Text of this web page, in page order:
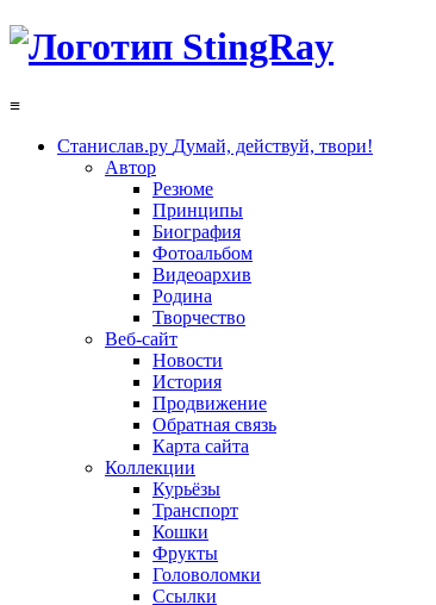
≡
Станислав.ру Думай, действуй, твори!
Автор
Резюме
Принципы
Биография
Фотоальбом
Видеоархив
Родина
Творчество
Веб-сайт
Новости
История
Продвижение
Обратная связь
Карта сайта
Коллекции
Курьёзы
Транспорт
Кошки
Фрукты
Головоломки
Ссылки